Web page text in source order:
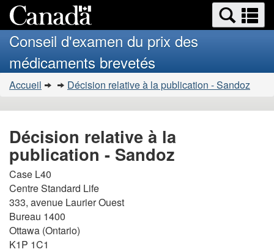
au
contenu
principal
HTML
simplifiée
Search
and
menus
Conseil d'examen du prix des
médicaments brevetés
Vous
�tes
ici
Accueil Décision relative à la publication - Sandoz
Décision relative à la
publication - Sandoz
Case L40
Centre Standard Life
333, avenue Laurier Ouest
Bureau 1400
Ottawa (Ontario)
K1P 1C1